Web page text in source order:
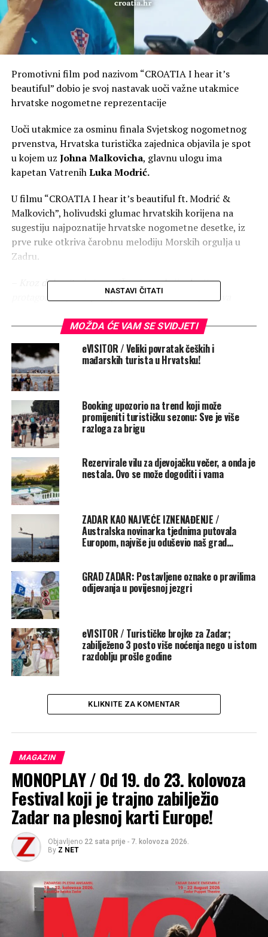
Promotivni film pod nazivom “CROATIA I hear it’s
beautiful” dobio je svoj nastavak uoči važne utakmice
hrvatske nogometne reprezentacije
Uoči utakmice za osminu finala Svjetskog nogometnog
prvenstva, Hrvatska turistička zajednica objavila je spot
u kojem uz Johna Malkovicha, glavnu ulogu ima
kapetan VatrenihLuka Modrić.
U filmu “CROATIA I hear it’s beautiful ft. Modrić &
Malkovich”, holivudski glumac hrvatskih korijena na
sugestiju najpoznatije hrvatske nogometne desetke, iz
prve ruke otkriva čarobnu melodiju Morskih orgulja u
Zadru.
Kroz duhovitu i simpatičnu interakciju dvojice
protagonista, film podsjeća zašto naša zemlja uživa
naglašavajući da je bez obzir na godine i godišnje doba,
danas, sutra ili bilo kada u životu, uvijek pravo vrijeme za
posjetiti Hrvatsku. Istovremeno, film simbolično
povezuje ljepotu zemlje s elegancijom i virtuoznošću igre
Luke Modrića, čije umijeće na terenu već godinama
oduševljava ljubitelje nogometa diljem svijeta, navode iz
HTZ-a.
Kreativni direktor i nastavka promotivnog filma je
Radovich, istaknuti televizijski i sportski producent
hrvatskih korijena, dodaju iz HTZ-a.
Rate this item: Submit Rating
Rating:5.00 /5. From 2 votes.
TURIZAM
ALARMANTNO ISTRAŽIVANJE / Opasna brza moda: Čak
69% naše odjeće sadrži otrovne kemikalije
NE PROPUSTITE
Horoskop za 3. srpnja 2026.
NASTAVI ČITATI
MOŽDA ĆE VAM SE SVIDJETI
eVISITOR / Veliki povratak čeških i
mađarskih turista u Hrvatsku!
Booking upozorio na trend koji može
promijeniti turističku sezonu: Sve je više
razloga za brigu
Rezervirale vilu za djevojačku večer, a onda je
nestala. Ovo se može dogoditi i vama
ZADAR KAO NAJVEĆE IZNENAĐENJE /
Australska novinarka tjednima putovala
Europom, najviše ju oduševio naš grad…
GRAD ZADAR: Postavljene oznake o pravilima
odijevanja u povijesnoj jezgri
eVISITOR / Turističke brojke za Zadar;
zabilježeno 3 posto više noćenja nego u istom
razdoblju prošle godine
KLIKNITE ZA KOMENTAR
MAGAZIN
MONOPLAY / Od 19. do 23. kolovoza
Festival koji je trajno zabilježio
Zadar na plesnoj karti Europe!
Objavljeno 22 sata prije - 7. kolovoza 2026.
By Z NET